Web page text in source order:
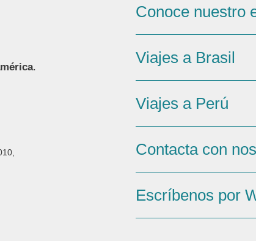
.
Conoce nuestro
Viajes a Brasil
Viajes a Perú
Contacta con
Escríbenos por